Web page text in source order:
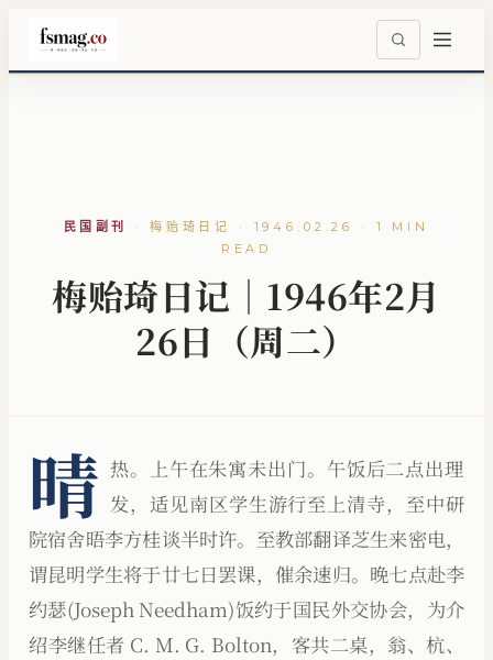
民国副刊 · 梅贻琦日记 · 1946.02.26 · 1 MIN
READ
梅贻琦日记｜1946年2月
26日（周二）
晴 热。上午在朱寓未出门。午饭后二点出理
发，适见南区学生游行至上清寺，至中研
院宿舍晤李方桂谈半时许。至教部翻译芝生来密电，
谓昆明学生将于廿七日罢课，催余速归。晚七点赴李
约瑟(Joseph Needham)饭约于国民外交协会，为介
绍李继任者 C. M. G. Bolton，客共二桌，翁、杭、